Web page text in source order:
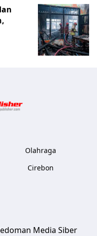
Olahraga
Cirebon
Media Siber